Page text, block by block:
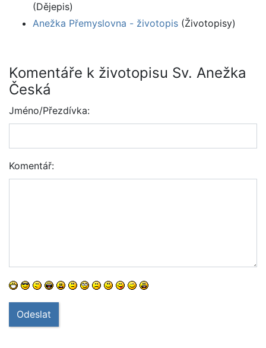
(Dějepis)
Anežka Přemyslovna - životopis (Životopisy)
Komentáře k životopisu Sv. Anežka
Česká
Jméno/Přezdívka:
Komentář:
Odeslat